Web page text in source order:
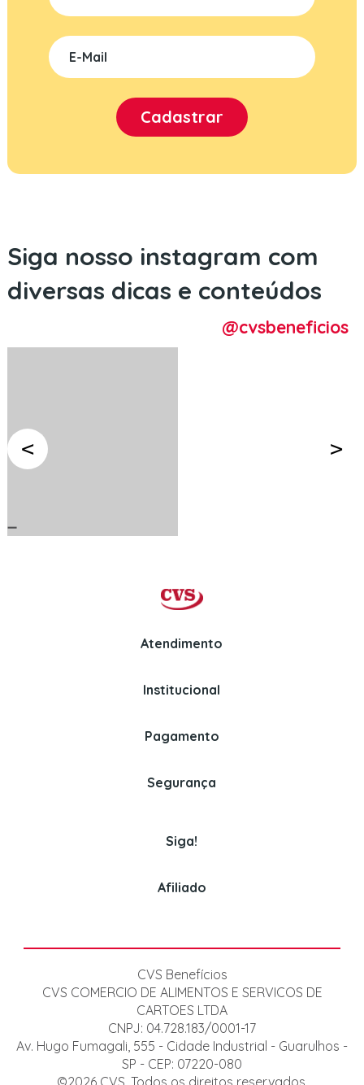
Siga nosso instagram com
diversas dicas e conteúdos
@cvsbeneficios
Atendimento
Whatsapp
(11) 3382-2150
Institucional
Perguntas Frequentes
Pagamento
Segurança
Siga!
Afiliado
CVS Benefícios
CVS COMERCIO DE ALIMENTOS E SERVICOS DE
CARTOES LTDA
CNPJ: 04.728.183/0001-17
Av. Hugo Fumagali, 555 - Cidade Industrial - Guarulhos -
SP - CEP: 07220-080
©2026 CVS. Todos os direitos reservados.